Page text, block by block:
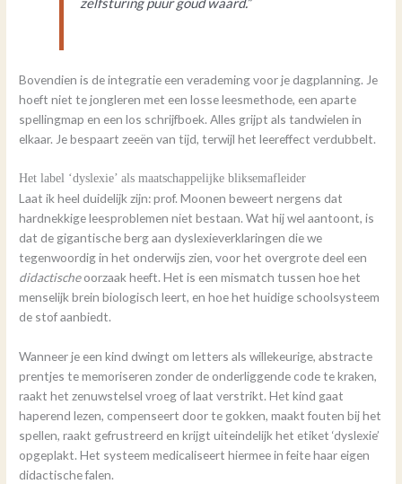
Bovendien is de integratie een verademing voor je dagplanning. Je
hoeft niet te jongleren met een losse leesmethode, een aparte
spellingmap en een los schrijfboek. Alles grijpt als tandwielen in
elkaar. Je bespaart zeeën van tijd, terwijl het leereffect verdubbelt.
Het label ‘dyslexie’ als maatschappelijke bliksemafleider
Laat ik heel duidelijk zijn: prof. Moonen beweert nergens dat
hardnekkige leesproblemen niet bestaan. Wat hij wel aantoont, is
dat de gigantische berg aan dyslexieverklaringen die we
tegenwoordig in het onderwijs zien, voor het overgrote deel een
didactischeoorzaak heeft. Het is een mismatch tussen hoe het
menselijk brein biologisch leert, en hoe het huidige schoolsysteem
de stof aanbiedt.
Wanneer je een kind dwingt om letters als willekeurige, abstracte
prentjes te memoriseren zonder de onderliggende code te kraken,
raakt het zenuwstelsel vroeg of laat verstrikt. Het kind gaat
haperend lezen, compenseert door te gokken, maakt fouten bij het
spellen, raakt gefrustreerd en krijgt uiteindelijk het etiket ‘dyslexie’
opgeplakt. Het systeem medicaliseert hiermee in feite haar eigen
didactische falen.